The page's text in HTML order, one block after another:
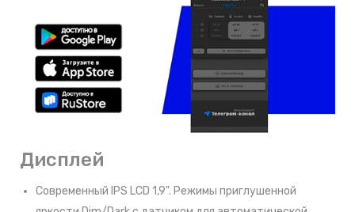
Дисплей
Современный IPS LCD 1,9". Режимы приглушенной